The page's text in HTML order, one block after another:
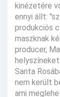
kinézetére
ennyi állt:
produkciós
maszknak
producer,
Santa
nem került
ami